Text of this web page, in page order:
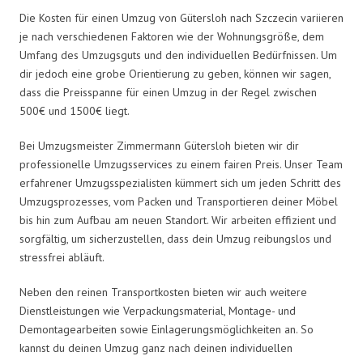
Die Kosten für einen Umzug von Gütersloh nach Szczecin variieren
je nach verschiedenen Faktoren wie der Wohnungsgröße, dem
Umfang des Umzugsguts und den individuellen Bedürfnissen. Um
dir jedoch eine grobe Orientierung zu geben, können wir sagen,
dass die Preisspanne für einen Umzug in der Regel zwischen
500€ und 1500€ liegt.
Bei Umzugsmeister Zimmermann Gütersloh bieten wir dir
professionelle Umzugsservices zu einem fairen Preis. Unser Team
erfahrener Umzugsspezialisten kümmert sich um jeden Schritt des
Umzugsprozesses, vom Packen und Transportieren deiner Möbel
bis hin zum Aufbau am neuen Standort. Wir arbeiten effizient und
sorgfältig, um sicherzustellen, dass dein Umzug reibungslos und
stressfrei abläuft.
Neben den reinen Transportkosten bieten wir auch weitere
Dienstleistungen wie Verpackungsmaterial, Montage- und
Demontagearbeiten sowie Einlagerungsmöglichkeiten an. So
kannst du deinen Umzug ganz nach deinen individuellen